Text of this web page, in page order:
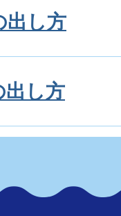
出し方
出し方